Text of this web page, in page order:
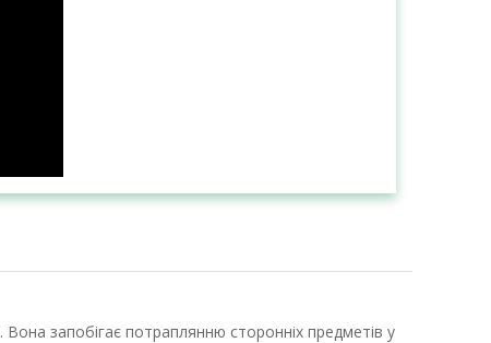
. Вона запобігає потраплянню сторонніх предметів у